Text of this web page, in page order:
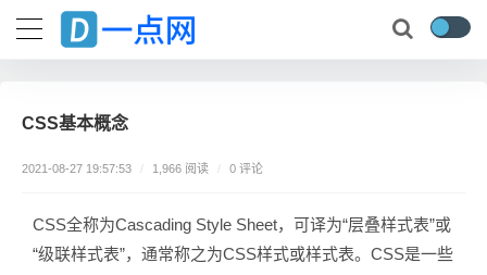
CSS基本概念
2021-08-27 19:57:53 / 1,966 阅读 / 0 评论
CSS全称为Cascading Style Sheet，可译为“层叠样式表”或
“级联样式表”，通常称之为CSS样式或样式表。CSS是一些